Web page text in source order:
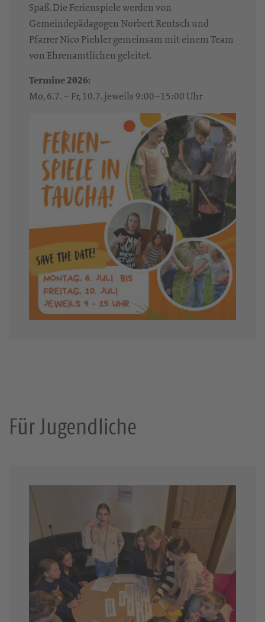
Spaß. Die Ferienspiele werden von
Gemeindepädagogen Norbert Rentsch und
Pfarrer Nico Piehler gemeinsam mit einem Team
von Ehrenamtlichen geleitet.
Termine 2026:
Mo, 6.7. – Fr, 10.7. jeweils 9:00–15:00 Uhr
Für Jugendliche